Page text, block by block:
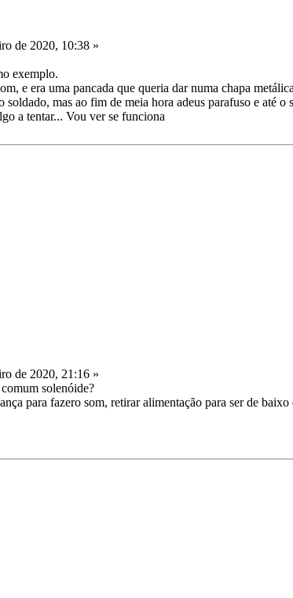
de 2020, 10:38 »
exemplo.
e era uma pancada que queria dar numa chapa
mas ao fim de meia hora adeus parafuso e até o
a tentar... Vou ver se funciona
de 2020, 21:16 »
solenóide?
para fazero som, retirar alimentação para ser de